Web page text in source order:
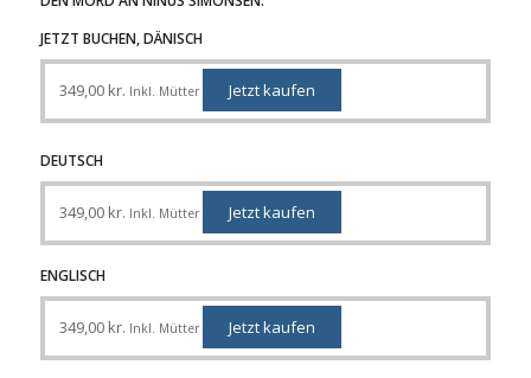
JETZT BUCHEN, DÄNISCH
349,00 kr. Inkl. Mütter Jetzt kaufen
DEUTSCH
349,00 kr. Inkl. Mütter Jetzt kaufen
ENGLISCH
349,00 kr. Inkl. Mütter Jetzt kaufen